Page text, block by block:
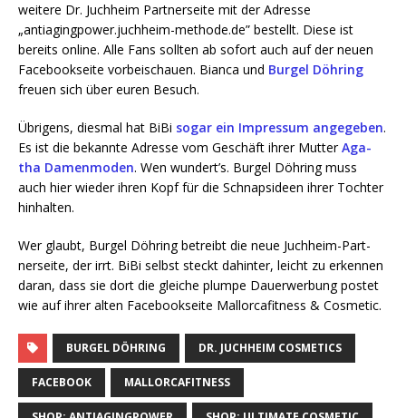
wei­te­re Dr. Juch­heim Part­ner­sei­te mit der Adres­se
„antiagingpower.juchheim-methode.de” bestellt. Die­se ist
bereits online. Alle Fans soll­ten ab sofort auch auf der neu­en
Face­book­sei­te vor­bei­schau­en. Bian­ca und Bur­gel Döh­ring
freu­en sich über euren Besuch.
Übri­gens, dies­mal hat BiBi sogar ein Impres­sum ange­ge­ben.
Es ist die bekann­te Adres­se vom Geschäft ihrer Mut­terAga­
tha Damen­mo­den. Wen wundert’s. Bur­gel Döh­ring muss
auch hier wie­der ihren Kopf für die Schnaps­ideen ihrer Toch­ter
hinhalten.
Wer glaubt, Bur­gel Döh­ring betreibt die neue Juch­heim-Part­
ner­sei­te, der irrt. BiBi selbst steckt dahin­ter, leicht zu erken­nen
dar­an, dass sie dort die glei­che plum­pe Dau­er­wer­bung pos­tet
wie auf ihrer alten Face­book­sei­te Mal­lor­ca­fit­ness & Cosmetic.
BURGEL DÖHRING DR. JUCHHEIM COSMETICS
FACEBOOK MALLORCAFITNESS